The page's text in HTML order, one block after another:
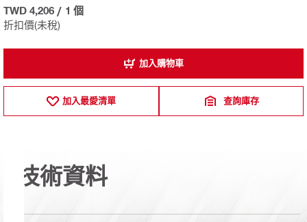
折扣價(未稅)
TWD 4,206 / 1 個
加入購物車
加入最愛清單 查詢庫存
技術資料